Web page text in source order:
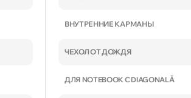
ВНУТРЕННИЕ КАРМАНЫ
ЧЕХОЛ ОТ ДОЖДЯ
ДЛЯ NOTEBOOK С DIAGONALĂ